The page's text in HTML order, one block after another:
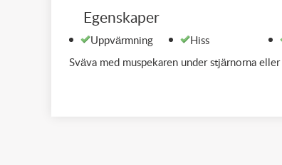
Egenskaper
Uppvärmning Hiss
Sväva med muspekaren under stjärnorna